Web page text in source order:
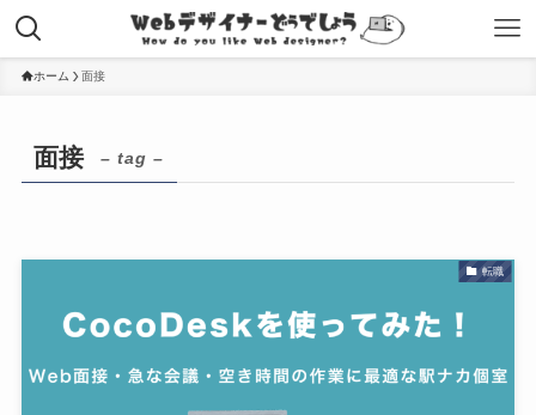
ホーム 面接
面接 – tag –
転職